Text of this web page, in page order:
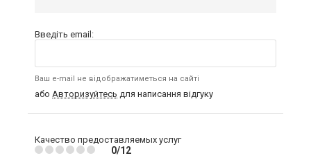
Введіть email:
Ваш e-mail не відображатиметься на сайті
або Авторизуйтесь для написання відгуку
Качество предоставляемых услуг
0/12